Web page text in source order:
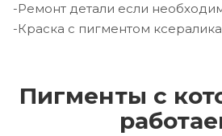
-Ремонт детали если
-Краска с пигментом
Пигменты с